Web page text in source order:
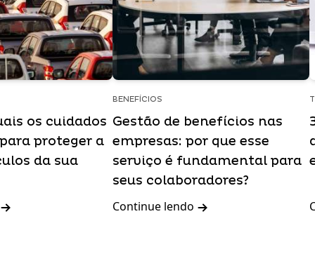
os cuidados
proteger a
da sua
BENEFÍCIOS
Gestão de benefícios nas
empresas: por que esse
serviço é fundamental para
seus colaboradores?
Continue lendo